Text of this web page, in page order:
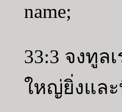
name;
33:3 จงทูล
ใหญ่ยิ่งแล